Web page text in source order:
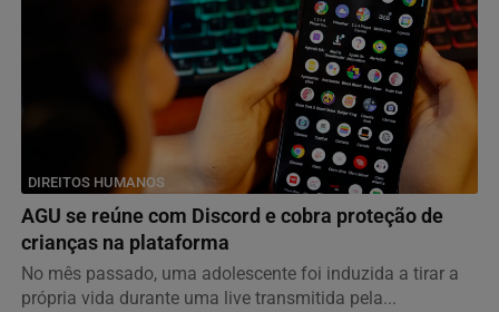
DIREITOS HUMANOS
AGU se reúne com Discord e cobra proteção de
crianças na plataforma
No mês passado, uma adolescente foi induzida a tirar a
própria vida durante uma live transmitida pela...